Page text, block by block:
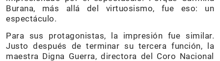
Burana, más allá del virtuosismo, fue eso: un
espectáculo.
Para sus protagonistas, la impresión fue similar.
Justo después de terminar su tercera función, la
maestra Digna Guerra, directora del Coro Nacional